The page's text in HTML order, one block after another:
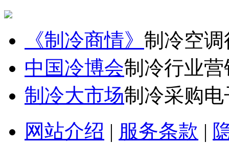
《制冷商情》 制冷空
中国冷博会制冷行业
制冷大市场制冷采购
网站介绍 | 服务条款 |